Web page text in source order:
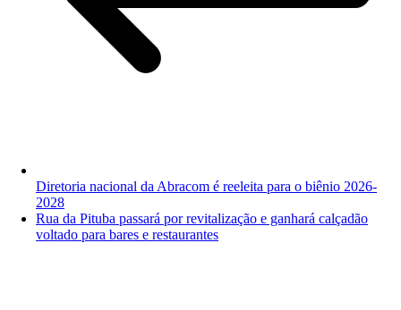
Diretoria nacional da Abracom é reeleita para o biênio 2026-
2028
Rua da Pituba passará por revitalização e ganhará calçadão
voltado para bares e restaurantes